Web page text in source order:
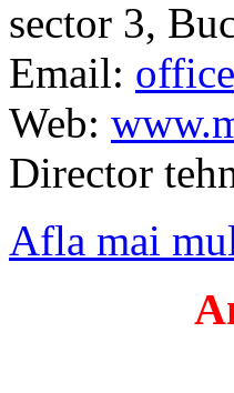
sector 3,
Email:
Web:
Director
Afla mai